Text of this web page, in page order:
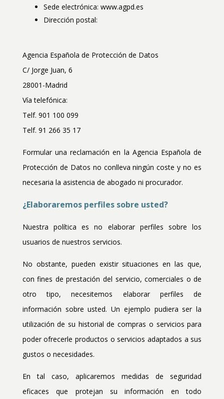
Sede electrónica: www.agpd.es
Dirección postal:
Agencia Española de Protección de Datos
C/ Jorge Juan, 6
28001-Madrid
Vía telefónica:
Telf. 901 100 099
Telf. 91 266 35 17
Formular una reclamación en la Agencia Española de
Protección de Datos no conlleva ningún coste y no es
necesaria la asistencia de abogado ni procurador.
¿Elaboraremos perfiles sobre usted?
Nuestra política es no elaborar perfiles sobre los
usuarios de nuestros servicios.
No obstante, pueden existir situaciones en las que,
con fines de prestación del servicio, comerciales o de
otro tipo, necesitemos elaborar perfiles de
información sobre usted. Un ejemplo pudiera ser la
utilización de su historial de compras o servicios para
poder ofrecerle productos o servicios adaptados a sus
gustos o necesidades.
En tal caso, aplicaremos medidas de seguridad
eficaces que protejan su información en todo